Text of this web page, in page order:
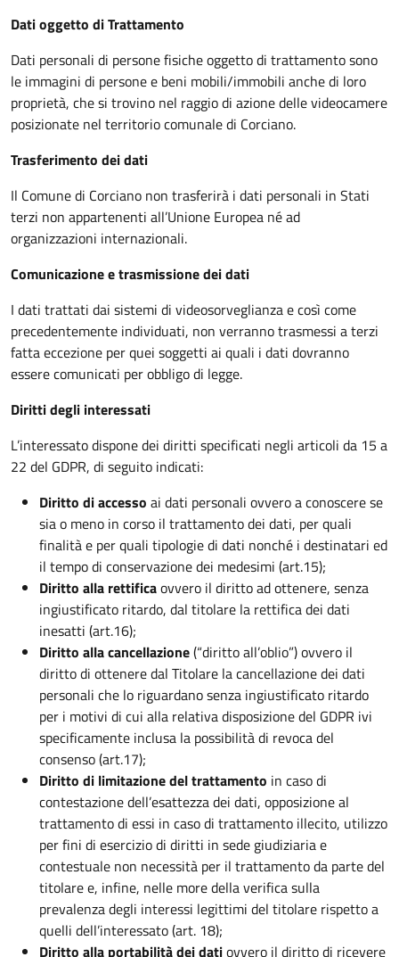
Dati oggetto di Trattamento
Dati personali di persone fisiche oggetto di trattamento sono
le immagini di persone e beni mobili/immobili anche di loro
proprietà, che si trovino nel raggio di azione delle videocamere
posizionate nel territorio comunale di Corciano.
Trasferimento dei dati
Il Comune di Corciano non trasferirà i dati personali in Stati
terzi non appartenenti all’Unione Europea né ad
organizzazioni internazionali.
Comunicazione e trasmissione dei dati
I dati trattati dai sistemi di videosorveglianza e così come
precedentemente individuati, non verranno trasmessi a terzi
fatta eccezione per quei soggetti ai quali i dati dovranno
essere comunicati per obbligo di legge.
Diritti degli interessati
L’interessato dispone dei diritti specificati negli articoli da 15 a
22 del GDPR, di seguito indicati:
Diritto di accesso ai dati personali ovvero a conoscere se
sia o meno in corso il trattamento dei dati, per quali
finalità e per quali tipologie di dati nonché i destinatari ed
il tempo di conservazione dei medesimi (art.15);
Diritto alla rettificaovvero il diritto ad ottenere, senza
ingiustificato ritardo, dal titolare la rettifica dei dati
inesatti (art.16);
Diritto alla cancellazione(“diritto all’oblio”) ovvero il
diritto di ottenere dal Titolare la cancellazione dei dati
personali che lo riguardano senza ingiustificato ritardo
per i motivi di cui alla relativa disposizione del GDPR ivi
specificamente inclusa la possibilità di revoca del
consenso (art.17);
Diritto di limitazione del trattamento in caso di
contestazione dell’esattezza dei dati, opposizione al
trattamento di essi in caso di trattamento illecito, utilizzo
per fini di esercizio di diritti in sede giudiziaria e
contestuale non necessità per il trattamento da parte del
titolare e, infine, nelle more della verifica sulla
prevalenza degli interessi legittimi del titolare rispetto a
quelli dell’interessato (art. 18);
Diritto alla portabilità dei datiovvero il diritto di ricevere